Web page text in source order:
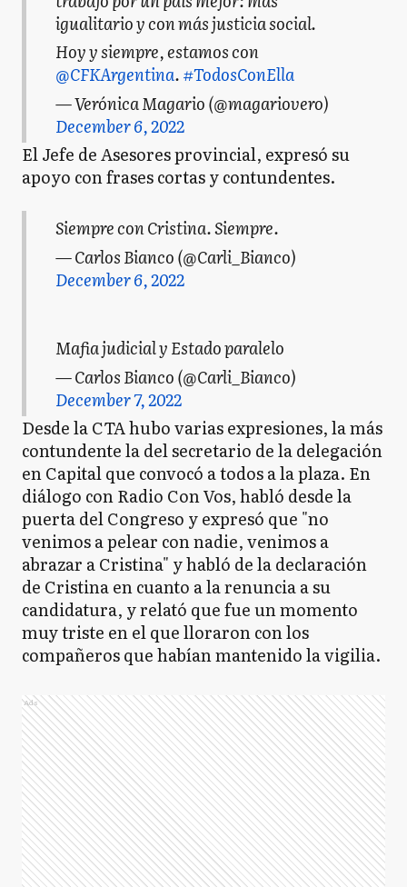
igualitario y con más justicia social.
Hoy y siempre, estamos con
@CFKArgentina.#TodosConElla
— Verónica Magario (@magariovero)
December 6, 2022
El Jefe de Asesores provincial, expresó su
apoyo con frases cortas y contundentes.
Siempre con Cristina. Siempre.
— Carlos Bianco (@Carli_Bianco)
December 6, 2022
Mafia judicial y Estado paralelo
— Carlos Bianco (@Carli_Bianco)
December 7, 2022
Desde la CTA hubo varias expresiones, la más
contundente la del secretario de la delegación
en Capital que convocó a todos a la plaza. En
diálogo con Radio Con Vos, habló desde la
puerta del Congreso y expresó que "no
venimos a pelear con nadie, venimos a
abrazar a Cristina" y habló de la declaración
de Cristina en cuanto a la renuncia a su
candidatura, y relató que fue un momento
muy triste en el que lloraron con los
compañeros que habían mantenido la vigilia.
Ads